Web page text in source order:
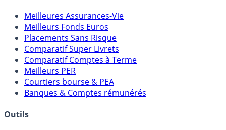
Meilleures Assurances-Vie
Meilleurs Fonds Euros
Placements Sans Risque
Comparatif Super Livrets
Comparatif Comptes à Terme
Meilleurs PER
Courtiers bourse & PEA
Banques & Comptes rémunérés
Outils